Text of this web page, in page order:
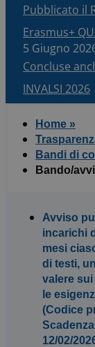
Pubblicato il
Erasmus+
5 Giugno
Concluse
INVALSI 2026
Home »
Bandi di
Bando/
Avviso
incarichi
mesi
di testi,
valere sui
le
(Codice
12/02/